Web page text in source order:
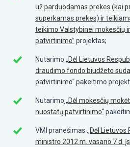
už parduodamas prekes (kai
superkamas prekes) ir
teikimo Valstybinei mokesčių
patvirtinimo” projektas;
Nutarimo „Dėl Lietuvos
draudimo fondo biudžeto
patvirtinimo“pakeitimo
Nutarimo „Dėl mokesčių
nuostatų patvirtinimo“
VMI pranešimas ,,Dėl Lietuvos
ministro 2012 m. vasario 7 d.